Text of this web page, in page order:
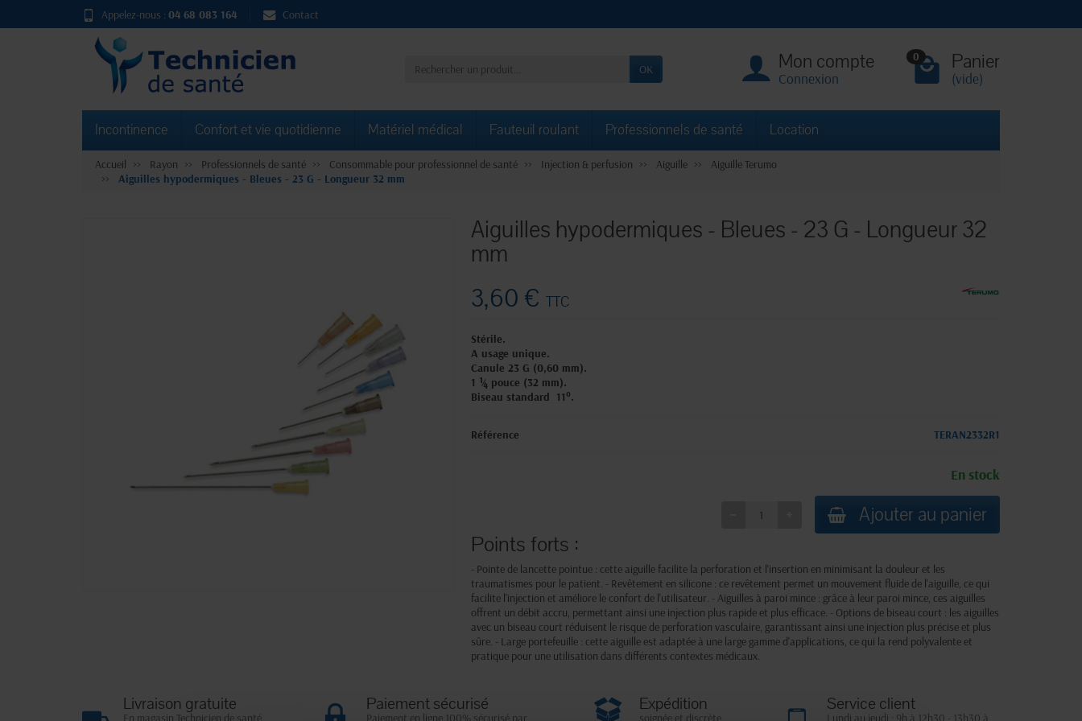
Appelez-nous : 04 68 083 164 Contact
OK Mon compte
Connexion
0 Panier
(vide)
Incontinence Confort et vie quotidienne Matériel médical Fauteuil roulant Professionnels de santé Location
Accueil Rayon Professionnels de santé Consommable pour professionnel de santé Injection & perfusion Aiguille
Aiguille Terumo
Aiguilles hypodermiques - Bleues - 23 G - Longueur 32 mm
Aiguilles hypodermiques - Bleues - 23 G - Longueur 32
mm
3,60 €TTC
Stérile.
A usage unique.
Canule 23 G (0,60 mm).
1 ¼ pouce (32 mm).
Biseau standard 11°.
Référence TERAN2332R1
En stock
Ajouter au panier
Points forts :
- Pointe de lancette pointue : cette aiguille facilite la perforation et l'insertion en minimisant la douleur et les
traumatismes pour le patient. - Revêtement en silicone : ce revêtement permet un mouvement fluide de l'aiguille, ce qui
facilite l'injection et améliore le confort de l'utilisateur. - Aiguilles à paroi mince : grâce à leur paroi mince, ces aiguilles
offrent un débit accru, permettant ainsi une injection plus rapide et plus efficace. - Options de biseau court : les aiguilles
avec un biseau court réduisent le risque de perforation vasculaire, garantissant ainsi une injection plus précise et plus
sûre. - Large portefeuille : cette aiguille est adaptée à une large gamme d'applications, ce qui la rend polyvalente et
pratique pour une utilisation dans différents contextes médicaux.
Livraison gratuite Paiement sécurisé Expédition Service client